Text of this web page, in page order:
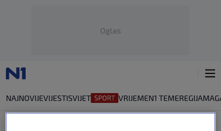
Oglas
NAJNOVIJEVIJESTISVIJET VRIJEMEN1 TEMEREGIJA